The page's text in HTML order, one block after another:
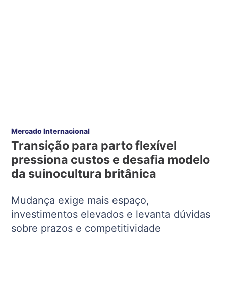
Mercado Internacional
Transição para parto flexível
pressiona custos e desafia modelo
da suinocultura britânica
Mudança exige mais espaço,
investimentos elevados e levanta dúvidas
sobre prazos e competitividade